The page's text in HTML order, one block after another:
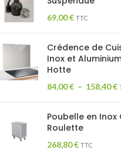
69,00€ TTC
Crédence de
Inox et
Hotte
84,00€ – 158,40€
Poubelle en Inox
Roulette
268,80€ TTC